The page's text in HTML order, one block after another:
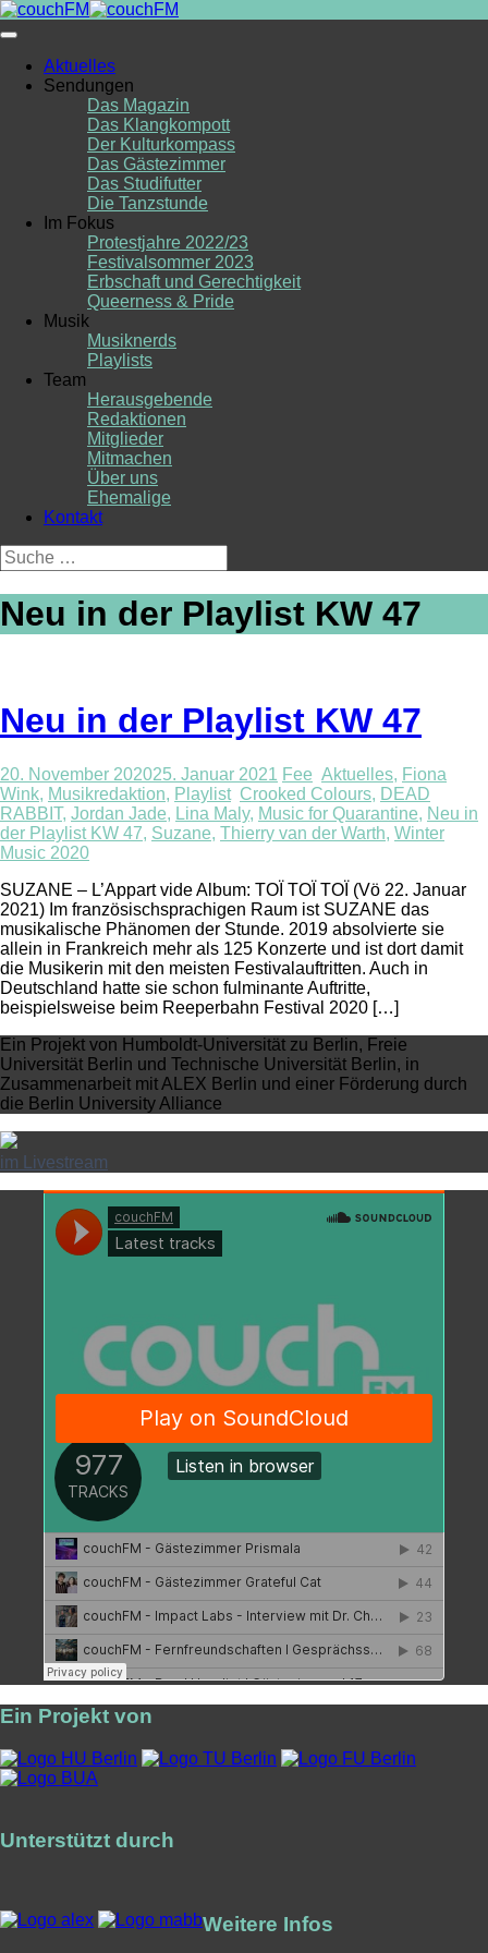
Skip
to
Aktuelles
Sendungen
Das Magazin
Das Klangkompott
Der Kulturkompass
Das Gästezimmer
Das Studifutter
Die Tanzstunde
Im Fokus
Protestjahre 2022/23
Festivalsommer 2023
Erbschaft und Gerechtigkeit
Queerness & Pride
Musik
Musiknerds
Playlists
Team
Herausgebende
Redaktionen
Mitglieder
Mitmachen
Über uns
Ehemalige
Kontakt
Suche
nach:
Neu in der Playlist KW 47
Neu in der Playlist KW 47
20. November 202025. Januar 2021 Fee Aktuelles, Fiona
Wink, Musikredaktion, Playlist Crooked Colours, DEAD
RABBIT, Jordan Jade, Lina Maly, Music for Quarantine, Neu in
der Playlist KW 47, Suzane, Thierry van der Warth, Winter
Music 2020
SUZANE – L’Appart vide Album: TOÏ TOÏ TOÏ (Vö 22. Januar
2021) Im französischsprachigen Raum ist SUZANE das
musikalische Phänomen der Stunde. 2019 absolvierte sie
allein in Frankreich mehr als 125 Konzerte und ist dort damit
die Musikerin mit den meisten Festivalauftritten. Auch in
Deutschland hatte sie schon fulminante Auftritte,
beispielsweise beim Reeperbahn Festival 2020 […]
Ein Projekt von Humboldt-Universität zu Berlin, Freie
Universität Berlin und Technische Universität Berlin, in
Zusammenarbeit mit ALEX Berlin und einer Förderung durch
die Berlin University Alliance
im Livestream
Ein Projekt von
Unterstützt durch
Weitere Infos